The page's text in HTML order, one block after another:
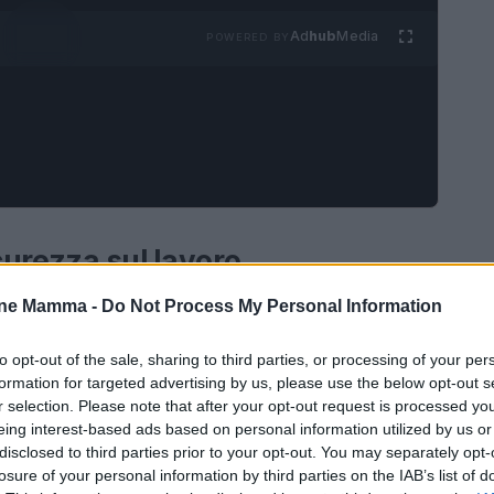
Mamma - Do Not Process My Personal Information
opt-out of the sale, sharing to third parties, or processing of your
for targeted advertising by us, please use the below opt-out
selection. Please note that after your opt-out request is processed
interest-based ads based on personal information utilized by us
to third parties prior to your opt-out. You may separately
of your personal information by third parties on the IAB’s list of
AdhubMedia
sul lavoro
ha registrato un aumento preoccupante
avuto esiti mortali. Questa situazione
a lanciare una campagna di sensibilizzazione
locali. L’iniziativa si propone di affrontare
ma anche di stimolare un cambiamento
di lavoro più sicuro.